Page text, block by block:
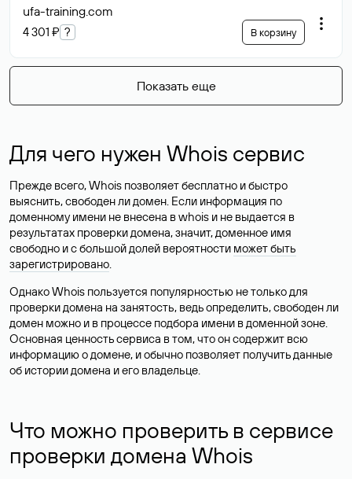
ufa-training.com
4 301 ₽ ? В корзину
Показать еще
Для чего нужен Whois сервис
Прежде всего, Whois позволяет бесплатно и быстро
выяснить, свободен ли домен. Если информация по
доменному имени не внесена в whois и не выдается в
результатах проверки домена, значит, доменное имя
свободно и с большой долей вероятности может быть
зарегистрировано.
Однако Whois пользуется популярностью не только для
проверки домена на занятость, ведь определить, свободен ли
домен можно и в процессе подбора имени в доменной зоне.
Основная ценность сервиса в том, что он содержит всю
информацию о домене, и обычно позволяет получить данные
об истории домена и его владельце.
Что можно проверить в сервисе
проверки домена Whois